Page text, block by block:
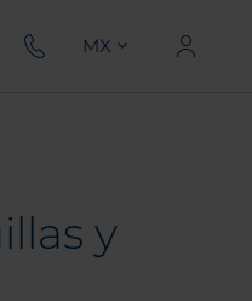
MX
y